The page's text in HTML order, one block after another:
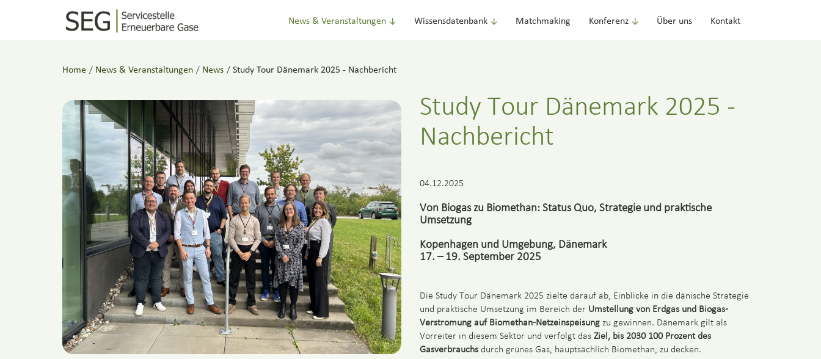
News & Veranstaltungen Wissensdatenbank Matchmaking Konferenz Über uns Kontakt
Home / News & Veranstaltungen / News / Study Tour Dänemark 2025 - Nachbericht
Study Tour Dänemark 2025 -
Nachbericht
04.12.2025
Von Biogas zu Biomethan: Status Quo, Strategie und praktische
Umsetzung
Kopenhagen und Umgebung, Dänemark
17. – 19. September 2025
Die Study Tour Dänemark 2025 zielte darauf ab, Einblicke in die dänische Strategie
und praktische Umsetzung im Bereich der Umstellung von Erdgas und Biogas-
Verstromung auf Biomethan-Netzeinspeisung zu gewinnen. Dänemark gilt als
Vorreiter in diesem Sektor und verfolgt das Ziel, bis 2030 100 Prozent des
Gasverbrauchs durch grünes Gas, hauptsächlich Biomethan, zu decken.